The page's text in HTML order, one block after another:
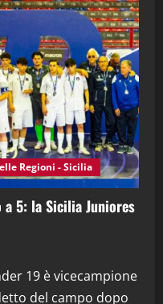
Podcast
in Podcast: 28^ Puntata
2026)
Podcast Sport News
in Podcast: 27^ Puntata
2026)
Podcast
Podcast: 26^ Puntata
Regioni - Sicilia
5: la Sicilia Juniores
19 è vicecampione
del campo dopo